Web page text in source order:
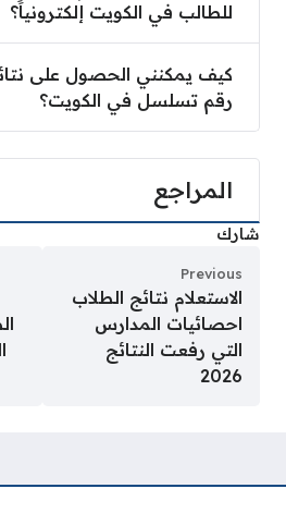
للطالب في الكويت إلكترونياََ؟
كيف يمكنني الحصول على
رقم تسلسل في الكويت؟
المراجع
شارك
Previous
الاستعلام نتائج الطلاب
احصائيات المدارس
التي رفعت النتائج
2026